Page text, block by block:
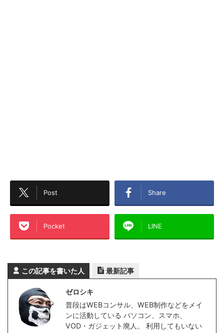
Post Share
Pocket LINE
この記事を書いた人 最新記事
ゼロシキ
普段はWEBコンサル、WEB制作などをメイ
ンに活動している パソコン、スマホ、
VOD・ガジェット廃人。 利用してもいない